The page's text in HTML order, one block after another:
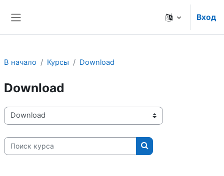
Вход
В начало Курсы Download
Download
Категории курсов
Поиск курса
Поиск курса